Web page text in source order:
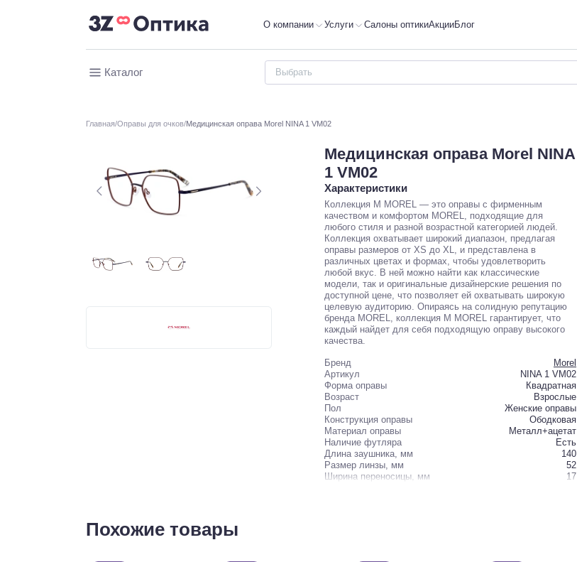
О компании Услуги Салоны оптикиАкцииБлог
Каталог
Главная Оправы для очков Медицинская оправа Morel NINA 1 VM02
Медицинская оправа Morel NINA
1 VM02
Характеристики
Коллекция M MOREL — это оправы с фирменным
качеством и комфортом MOREL, подходящие для
любого стиля и разной возрастной категорией людей.
Коллекция охватывает широкий диапазон, предлагая
оправы размеров от XS до XL, и представлена в
различных цветах и формах, чтобы удовлетворить
любой вкус. В ней можно найти как классические
модели, так и оригинальные дизайнерские решения по
доступной цене, что позволяет ей охватывать широкую
целевую аудиторию. Опираясь на солидную репутацию
бренда MOREL, коллекция M MOREL гарантирует, что
каждый найдет для себя подходящую оправу высокого
качества.
Бренд
Morel
Артикул
NINA 1 VM02
Форма оправы
Квадратная
Возраст
Взрослые
Пол
Женские оправы
Конструкция оправы
Ободковая
Материал оправы
Металл+ацетат
Наличие футляра
Есть
Длина заушника, мм
140
Размер линзы, мм
52
Ширина переносицы, мм
17
Похожие товары